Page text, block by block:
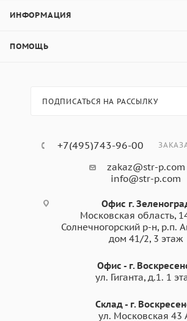
ИНФОРМАЦИЯ
ПОМОЩЬ
ПОДПИСАТЬСЯ НА РАССЫЛКУ
+7(495)743-96-00
zakaz@str-p.com
info@str-p.com
Офис г.
Московская область,
Солнечногорский р-н, р.п.
дом 41/2, 3 этаж
Офис - г.
ул. Гиганта, д.1. 1
Склад - г.
ул. Московская 43